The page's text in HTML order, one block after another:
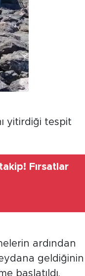
yitirdiği tespit
Fırsatlar
ardından
geldiğinin
başlatıldı.